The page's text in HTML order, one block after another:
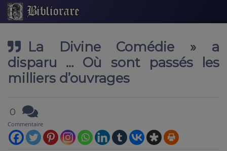
La Divine Comédie » a
disparu … Où sont passés les
milliers d’ouvrages
0
Commentaire